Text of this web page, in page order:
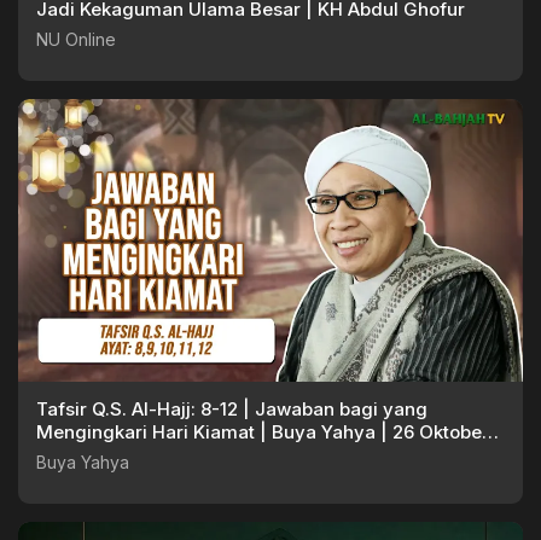
Jadi Kekaguman Ulama Besar | KH Abdul Ghofur
NU Online
Tafsir Q.S. Al-Hajj: 8-12 | Jawaban bagi yang
Mengingkari Hari Kiamat | Buya Yahya | 26 Oktober
2024
Buya Yahya